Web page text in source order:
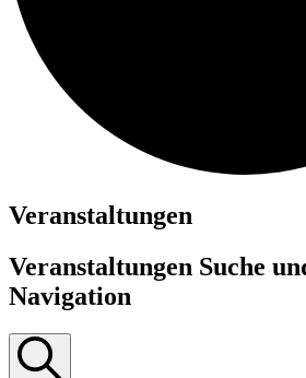
Veranstaltungen
Veranstaltungen Suche
Navigation